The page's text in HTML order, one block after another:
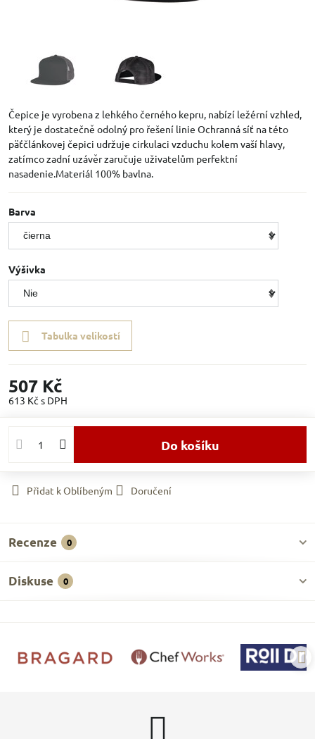
Čepice je vyrobena z lehkého černého kepru, nabízí ležérní vzhled,
který je dostatečně odolný pro řešení linie Ochranná síť na této
päťčlánkovej čepici udržuje cirkulaci vzduchu kolem vaší hlavy,
zatímco zadní uzávěr zaručuje uživatelům perfektní
nasadenie.Materiál 100% bavlna.
Barva
Výšivka
Tabulka velikostí
507 Kč
613 Kč s DPH
Do košíku
Přidat k Oblíbeným Doručení
Recenze 0
Diskuse 0